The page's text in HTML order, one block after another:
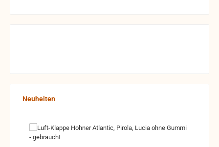
Produktgalerie überspringen
Neuheiten